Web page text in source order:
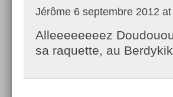
Jérôme 6 septembre 2012
Alleeeeeeeez
sa raquette, au